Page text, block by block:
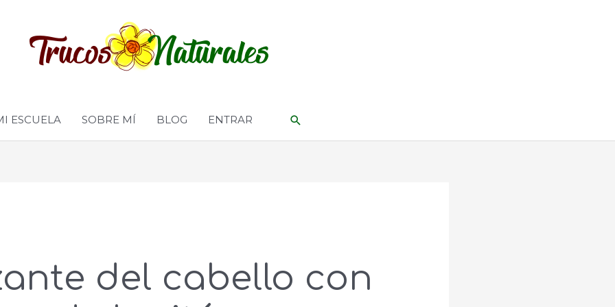
ESCUELA SOBRE MÍ BLOG ENTRAR
del cabello con